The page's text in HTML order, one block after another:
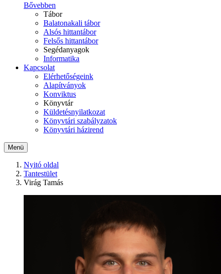
Bővebben
Tábor
Balatonakali tábor
Alsós hittantábor
Felsős hittantábor
Segédanyagok
Informatika
Kapcsolat
Elérhetőségeink
Alapítványok
Konviktus
Könyvtár
Küldetésnyilatkozat
Könyvtári szabályzatok
Könyvtári házirend
Menü
Nyitó oldal
Tantestület
Virág Tamás